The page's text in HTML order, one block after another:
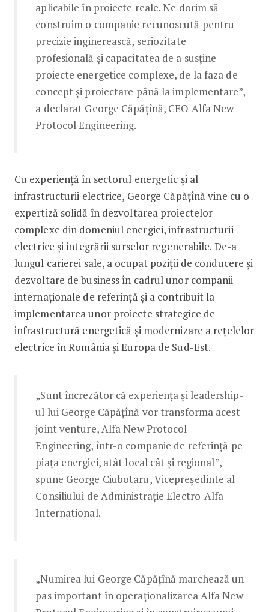
aplicabile în proiecte reale. Ne dorim să
construim o companie recunoscută pentru
precizie inginerească, seriozitate
profesională și capacitatea de a susține
proiecte energetice complexe, de la faza de
concept și proiectare până la implementare”,
a declarat George Căpățînă, CEO Alfa New
Protocol Engineering.
Cu experiență în sectorul energetic și al
infrastructurii electrice, George Căpățînă vine cu o
expertiză solidă în dezvoltarea proiectelor
complexe din domeniul energiei, infrastructurii
electrice și integrării surselor regenerabile. De-a
lungul carierei sale, a ocupat poziții de conducere și
dezvoltare de business în cadrul unor companii
internaționale de referință și a contribuit la
implementarea unor proiecte strategice de
infrastructură energetică și modernizare a rețelelor
electrice în România și Europa de Sud-Est.
„Sunt încrezător că experiența și leadership-
ul lui George Căpățînă vor transforma acest
joint venture, Alfa New Protocol
Engineering, într-o companie de referință pe
piața energiei, atât local cât și regional”,
spune George Ciubotaru, Vicepreședinte al
Consiliului de Administrație Electro-Alfa
International.
„Numirea lui George Căpățînă marchează un
pas important în operaționalizarea Alfa New